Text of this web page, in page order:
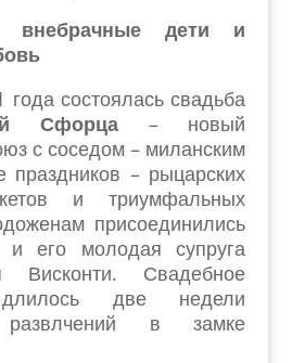
внебрачные дети и
года состоялась свадьба
Сфорца – новый
с соседом – миланским
праздников – рыцарских
и триумфальных
присоединились
и его молодая супруга
Висконти. Свадебное
длилось две недели
развлчений в замке